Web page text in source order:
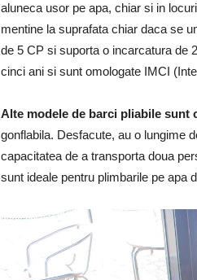
aluneca usor pe apa, chiar si in
mentine la suprafata chiar daca se
de 5 CP si suporta o incarcatura de
cinci ani si sunt omologate IMCI
Alte modele de barci pliabile
gonflabila. Desfacute, au o lungime
capacitatea de a transporta doua
sunt ideale pentru plimbarile pe apa